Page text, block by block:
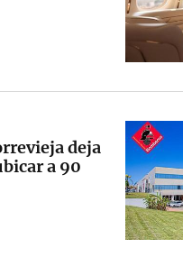
deja
a 90